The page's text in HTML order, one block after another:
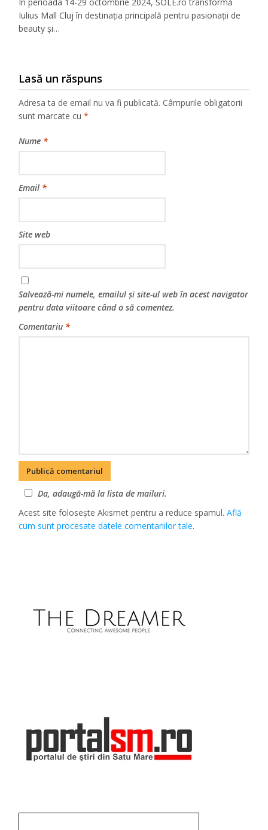
Iulius Mall Cluj în destinația principală pentru pasionații de
beauty și…
Lasă un răspuns
Adresa ta de email nu va fi publicată. Câmpurile obligatorii
sunt marcate cu*
Nume *
Email *
Site web
Salvează-mi numele, emailul și site-ul web în acest navigator
pentru data viitoare când o să comentez.
Comentariu *
Da, adaugă-mă la lista de mailuri.
Acest site folosește Akismet pentru a reduce spamul.Află
cum sunt procesate datele comentariilor tale.